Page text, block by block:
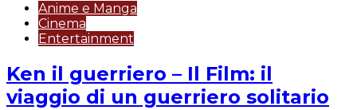
Anime e Manga
Cinema
Entertainment
Ken il guerriero – Il Film: il
viaggio di un guerriero solitario